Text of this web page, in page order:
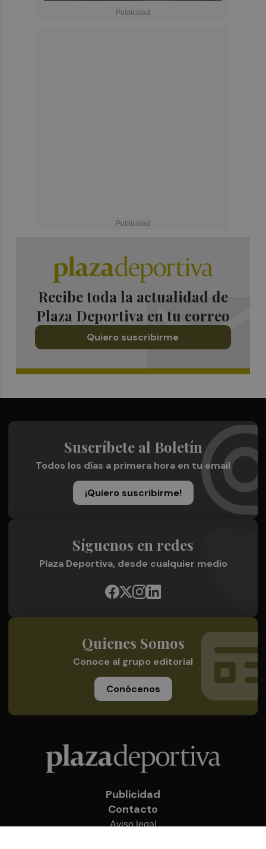
Recibe toda la actualidad de
Plaza Deportiva en tu correo
Quiero suscribirme
Suscríbete al Boletín
Todos los días a primera hora en tu email
¡Quiero suscribirme!
Síguenos en redes
Plaza Deportiva, desde cualquier medio
Quienes Somos
Conoce al grupo editorial
Conócenos
Publicidad
Contacto
Aviso legal